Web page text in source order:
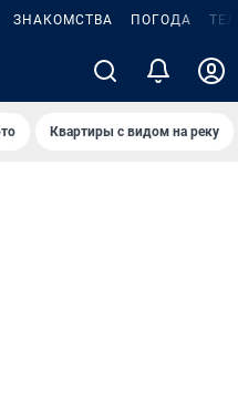
ЗНАКОМСТВА ПОГОДА
Квартиры с видом на реку